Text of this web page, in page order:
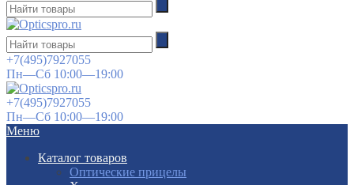
+7(495)7927055
Пн—Сб 10:00—19:00
+7(495)7927055
Пн—Сб 10:00—19:00
Меню
Каталог товаров
Оптические прицелы